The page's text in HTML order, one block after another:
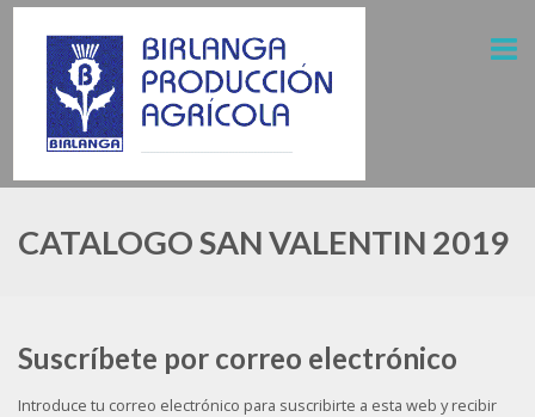
CATALOGO SAN VALENTIN 2019
Suscríbete por correo electrónico
Introduce tu correo electrónico para suscribirte a esta web y recibir